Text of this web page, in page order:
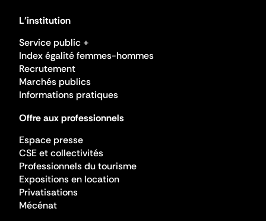
L'institution
Service public +
Index égalité femmes-hommes
Recrutement
Marchés publics
Informations pratiques
Offre aux professionnels
Espace presse
CSE et collectivités
Professionnels du tourisme
Expositions en location
Privatisations
Mécénat